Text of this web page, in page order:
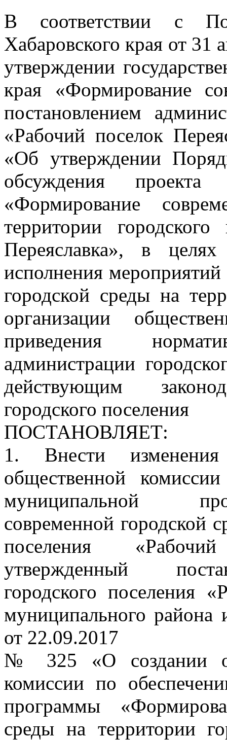
В соответствии с
Хабаровского края от
утверждении
края «Формирование
постановлением
«Рабочий поселок
«Об утверждении
обсуждения проекта
«Формирование
территории
Переяславка», в целях
исполнения
городской среды на
организации
приведения
администрации
действующим
городского поселения
ПОСТАНОВЛЯЕТ:
1. Внести
общественной
муниципальной
современной городской
поселения
утвержденный
городского поселения
муниципального района
от 22.09.2017
№ 325 «О создании
комиссии по
программы
среды на территории